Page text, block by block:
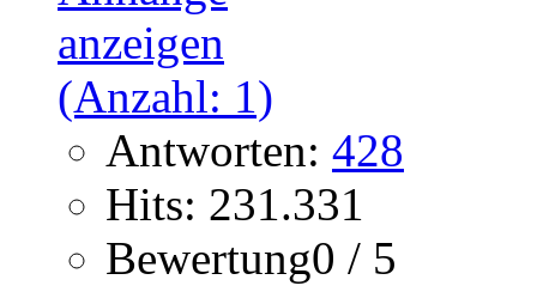
Antworten: 428
Hits: 231.331
Bewertung0 / 5